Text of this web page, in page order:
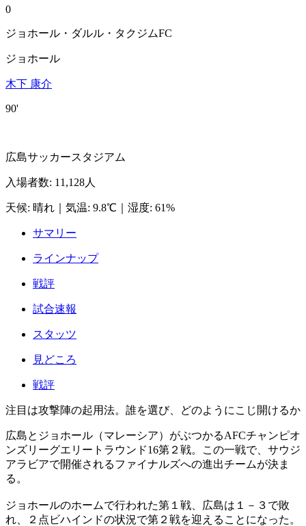
0
ジョホール・ダルル・タクジムFC
ジョホール
木下 康介
90'
広島サッカースタジアム
入場者数: 11,128人
天候: 晴れ 気温: 9.8℃ 湿度: 61%
サマリー
ラインナップ
戦評
試合速報
スタッツ
見どころ
戦評
注目は攻撃陣の起用法。誰を選び、どのようにこじ開けるか
広島とジョホール（マレーシア）がぶつかるAFCチャンピオ
ンズリーグエリートラウンド16第２戦。この一戦で、サウジ
アラビアで開催されるファイナルズへの進出チームが決ま
る。
ジョホールのホームで行われた第１戦、広島は１－３で敗
れ、２点ビハインドの状況で第２戦を迎えることになった。